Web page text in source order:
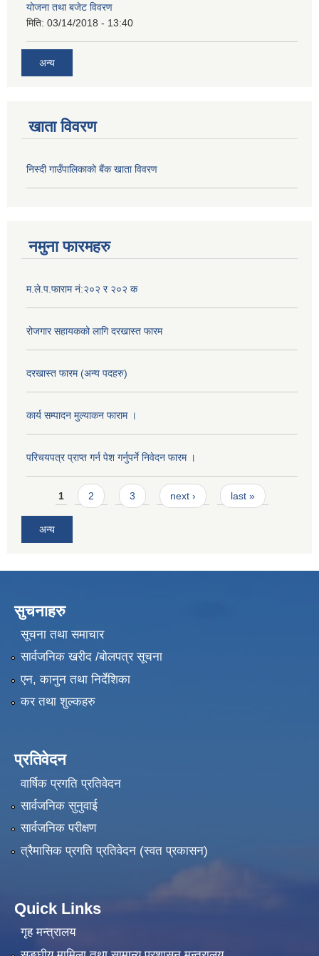
योजना तथा बजेट विवरण
मिति: 03/14/2018 - 13:40
अन्य
खाता विवरण
निस्दी गाउँपालिकाको बैंक खाता विवरण
नमुना फारमहरु
म.ले.प.फाराम नं:२०२ र २०२ क
रोजगार सहायकको लागि दरखास्त फारम
दरखास्त फारम (अन्य पदहरु)
कार्य सम्पादन मुल्याक‌न फाराम ।
परिचयपत्र प्राप्त गर्न पेश गर्नुपर्ने निवेदन फारम ।
Pages
1 2 3 next › last »
अन्य
सुचनाहरु
सूचना तथा समाचार
सार्वजनिक खरीद /बोलपत्र सूचना
एन, कानुन तथा निर्देशिका
कर तथा शुल्कहरु
प्रतिवेदन
वार्षिक प्रगति प्रतिवेदन
सार्वजनिक सुनुवाई
सार्वजनिक परीक्षण
त्रैमासिक प्रगति प्रतिवेदन (स्वत प्रकासन)
Quick Links
गृह मन्त्रालय